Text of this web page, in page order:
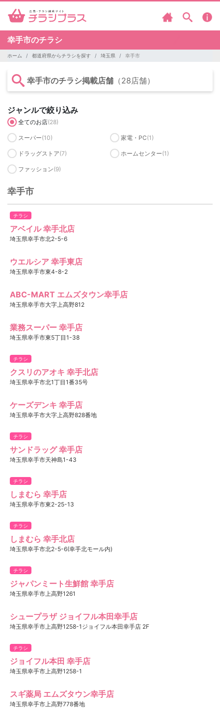
幸手市のチラシ
ホーム 都道府県からチラシを探す 埼玉県 幸手市
幸手市のチラシ掲載店舗 （28店舗）
ジャンルで絞り込み
全てのお店(28)
スーパー(10) 家電・PC(1)
ドラッグストア(7) ホームセンター(1)
ファッション(9)
幸手市
チラシ
アベイル 幸手北店
埼玉県幸手市北2-5-6
ウエルシア 幸手東店
埼玉県幸手市東4-8-2
ABC-MART エムズタウン幸手店
埼玉県幸手市大字上高野812
業務スーパー 幸手店
埼玉県幸手市東5丁目1-38
チラシ
クスリのアオキ 幸手北店
埼玉県幸手市北1丁目1番35号
ケーズデンキ 幸手店
埼玉県幸手市大字上高野828番地
チラシ
サンドラッグ 幸手店
埼玉県幸手市天神島1-43
チラシ
しまむら 幸手店
埼玉県幸手市東2-25-13
チラシ
しまむら 幸手北店
埼玉県幸手市北2-5-6(幸手北モール内)
チラシ
ジャパンミート生鮮館 幸手店
埼玉県幸手市上高野1261
シュープラザ ジョイフル本田幸手店
埼玉県幸手市上高野1258-1ジョイフル本田幸手店 2F
チラシ
ジョイフル本田 幸手店
埼玉県幸手市上高野1258-1
スギ薬局 エムズタウン幸手店
埼玉県幸手市上高野778番地